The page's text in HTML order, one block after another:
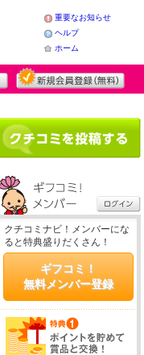
重要なお知らせ
ヘルプ
ホーム
クチコミナビ！メンバーにな
ると特典盛りだくさん！
ギフコミ！
無料メンバー登録